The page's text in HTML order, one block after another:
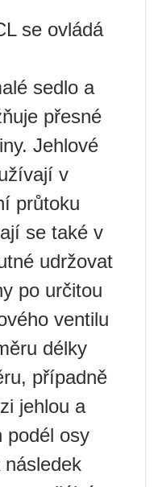
se ovládá
sedlo a
přesné
Jehlové
v
průtoku
se také v
udržovat
po určitou
ventilu
délky
případně
jehlou a
podél osy